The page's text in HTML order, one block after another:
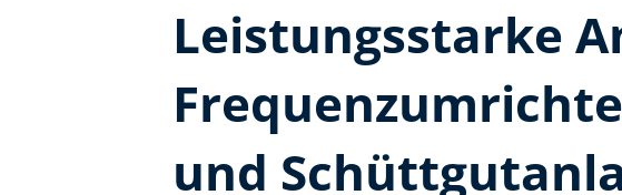
Leistungsstarke
und